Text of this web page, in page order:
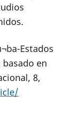
Estados
en
8,